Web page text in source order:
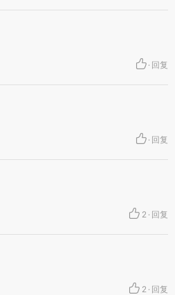
· 回复
· 回复
2 · 回复
2 · 回复